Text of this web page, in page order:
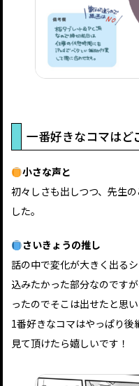
一番好きなコマはど
小さな声と
初々しさも出しつつ、先生
した。
さいきょうの推し
話の中で変化が大きく出る
込みたかった部分なのです
ったのでそこは出せたと思い
1番好きなコマはやっぱり後
見て頂けたら嬉しいです！